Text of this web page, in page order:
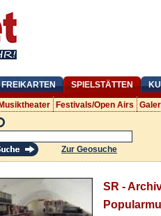
FREIKARTEN SPIELSTÄTTEN
Festivals/Open Airs
Zur Geosuche
SR -